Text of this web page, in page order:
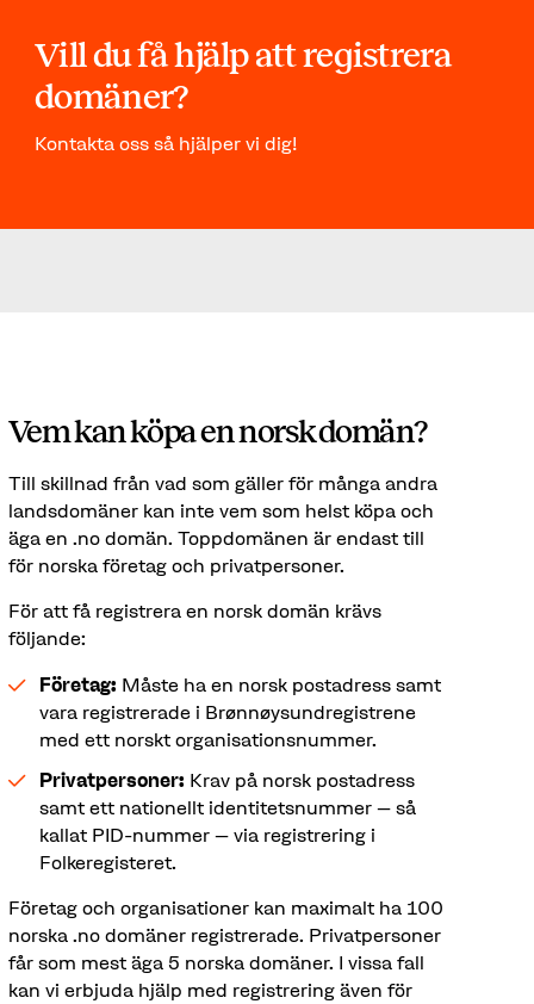
Vill du få hjälp att registrera
domäner?
Kontakta oss så hjälper vi dig!
Vem kan köpa en norsk domän?
Till skillnad från vad som gäller för många andra
landsdomäner kan inte vem som helst köpa och
äga en .no domän. Toppdomänen är endast till
för norska företag och privatpersoner.
För att få registrera en norsk domän krävs
följande:
Företag: Måste ha en norsk postadress samt
vara registrerade i Brønnøysundregistrene
med ett norskt organisationsnummer.
Privatpersoner: Krav på norsk postadress
samt ett nationellt identitetsnummer – så
kallat PID-nummer – via registrering i
Folkeregisteret.
Företag och organisationer kan maximalt ha 100
norska .no domäner registrerade. Privatpersoner
får som mest äga 5 norska domäner. I vissa fall
kan vi erbjuda hjälp med registrering även för